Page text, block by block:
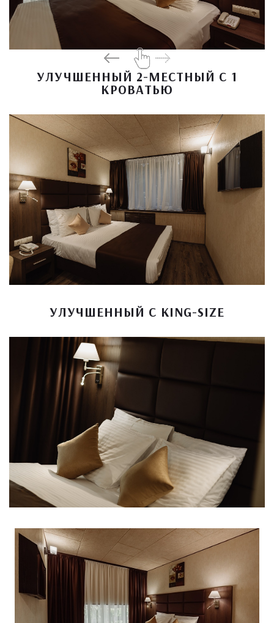
УЛУЧШЕННЫЙ 2-МЕСТНЫЙ С 1
КРОВАТЬЮ
УЛУЧШЕННЫЙ С KING-SIZE